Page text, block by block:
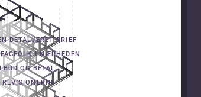
DETALJERET BRIEF
I NÆRHEDEN
OG BETAL
REVISIONERNE